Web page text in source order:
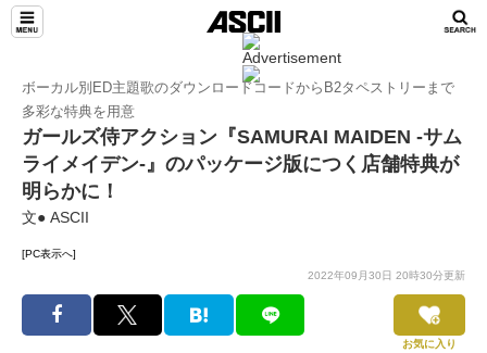
ボーカル別ED主題歌のダウンロードコードからB2タペストリーまで
多彩な特典を用意
ガールズ侍アクション『SAMURAI MAIDEN -サム
ライメイデン-』のパッケージ版につく店舗特典が
明らかに！
文● ASCII
[PC表示へ]
2022年09月30日 20時30分更新
お気に入り